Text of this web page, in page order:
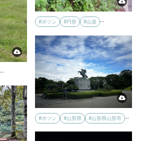
#ポツン #円形 #山道 …
#ポツン #山形県 #山形県山形市